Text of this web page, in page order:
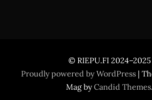
© RIEPU.FI 2024–2025
Proudly powered by WordPress |
Mag byCandid Themes.